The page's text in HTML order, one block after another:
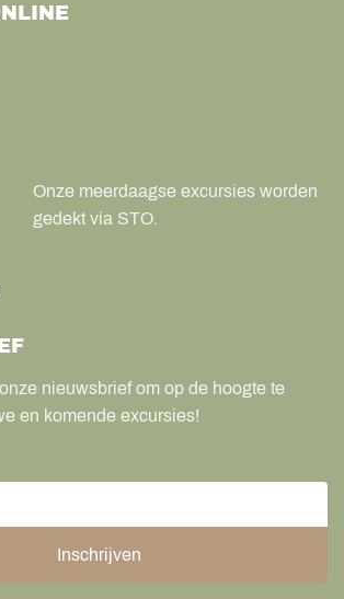
Onze meerdaagse excursies worden
gedekt via STO.
nieuwsbrief om op de hoogte te
en komende excursies!